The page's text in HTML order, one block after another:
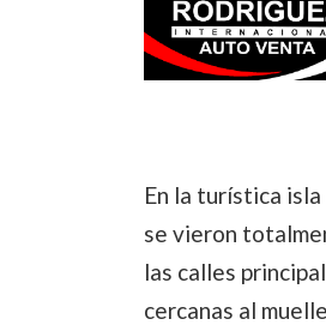
En la turística
se vieron
las calles
cercanas al